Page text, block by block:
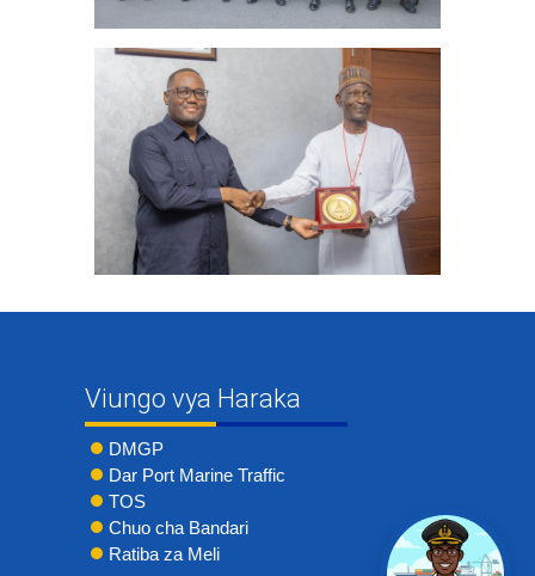
Viungo vya Haraka
DMGP
Dar Port Marine Traffic
TOS
Chuo cha Bandari
Ratiba za Meli